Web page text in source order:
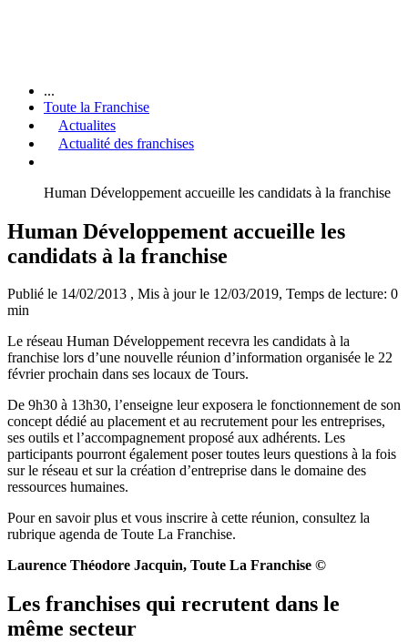
...
Toute la Franchise
Actualites
Actualité des franchises
Human Développement accueille les candidats à la franchise
Human Développement accueille les
candidats à la franchise
Publié le 14/02/2013 , Mis à jour le 12/03/2019, Temps de lecture: 0
min
Le réseau Human Développement recevra les candidats à la
franchise lors d’une nouvelle réunion d’information organisée le 22
février prochain dans ses locaux de Tours.
De 9h30 à 13h30, l’enseigne leur exposera le fonctionnement de son
concept dédié au placement et au recrutement pour les entreprises,
ses outils et l’accompagnement proposé aux adhérents. Les
participants pourront également poser toutes leurs questions à la fois
sur le réseau et sur la création d’entreprise dans le domaine des
ressources humaines.
Pour en savoir plus et vous inscrire à cette réunion, consultez la
rubrique agenda de Toute La Franchise.
Laurence Théodore Jacquin, Toute La Franchise ©
Les franchises qui recrutent dans le
même secteur